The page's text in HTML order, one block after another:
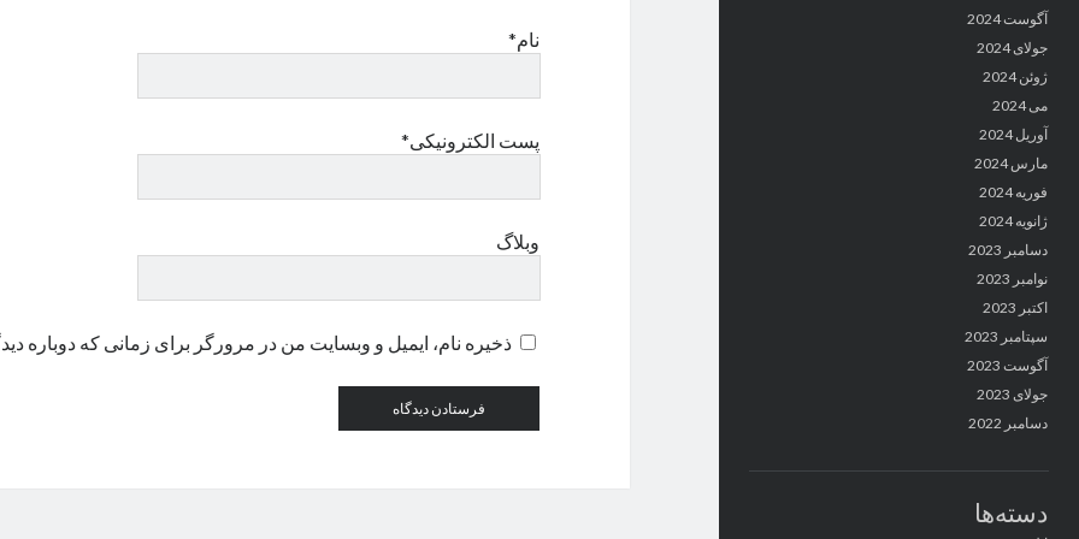
آگوست 2024
جولای 2024
ژوئن 2024
می 2024
آوریل 2024
مارس 2024
فوریه 2024
ژانویه 2024
دسامبر 2023
نوامبر 2023
اکتبر 2023
سپتامبر 2023
آگوست 2023
جولای 2023
دسامبر 2022
دسته‌ها
نام*
پست الکترونیکی*
وبلاگ
ذخیره نام، ایمیل و وبسایت من در مرورگر برای زمانی که دوباره